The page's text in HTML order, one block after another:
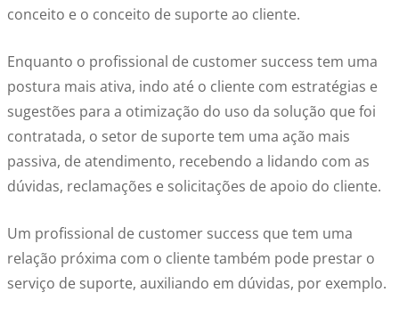
conceito e o conceito de suporte ao cliente.
Enquanto o profissional de customer success tem uma
postura mais ativa, indo até o cliente com estratégias e
sugestões para a otimização do uso da solução que foi
contratada, o setor de suporte tem uma ação mais
passiva, de atendimento, recebendo a lidando com as
dúvidas, reclamações e solicitações de apoio do cliente.
Um profissional de customer success que tem uma
relação próxima com o cliente também pode prestar o
serviço de suporte, auxiliando em dúvidas, por exemplo.